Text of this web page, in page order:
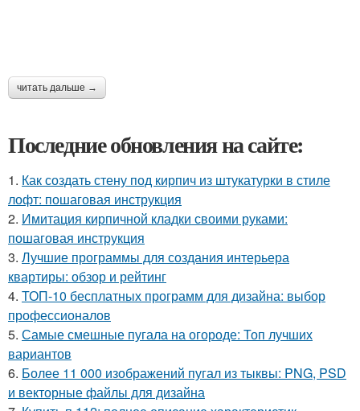
читать дальше →
Последние обновления на сайте:
1. Как создать стену под кирпич из штукатурки в стиле
лофт: пошаговая инструкция
2. Имитация кирпичной кладки своими руками:
пошаговая инструкция
3. Лучшие программы для создания интерьера
квартиры: обзор и рейтинг
4. ТОП-10 бесплатных программ для дизайна: выбор
профессионалов
5. Самые смешные пугала на огороде: Топ лучших
вариантов
6. Более 11 000 изображений пугал из тыквы: PNG, PSD
и векторные файлы для дизайна